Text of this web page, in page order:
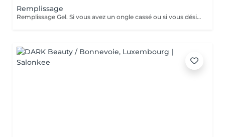
Remplissage
Remplissage Gel. Si vous avez un ongle cassé ou si vous désirez une décoration merci de le sélectionner en plus.